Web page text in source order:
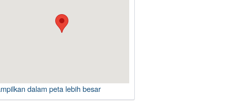
dalam peta lebih besar